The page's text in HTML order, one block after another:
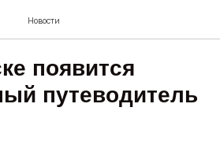
Новости
появится
путеводитель